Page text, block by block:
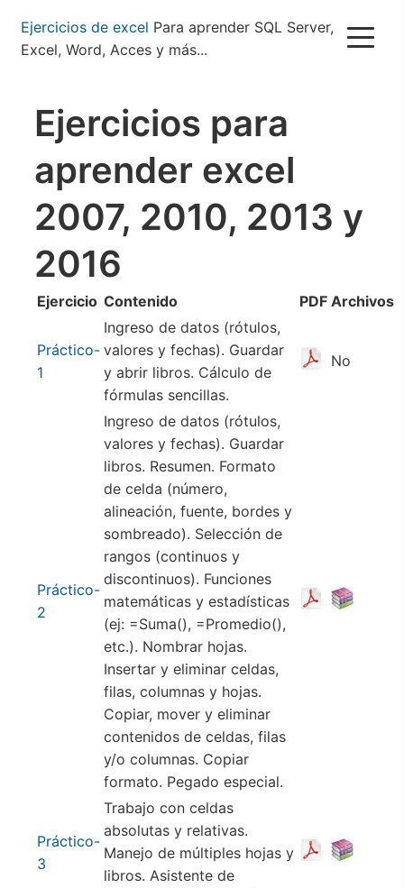
Pasar
contenido
Ejercicios de excel Para aprender SQL Server,
Excel, Word, Acces y más...
Ejercicios para
aprender excel
2007, 2010, 2013 y
2016
Ejercicio Contenido PDF Archivos
Práctico-
1
Ingreso de datos (rótulos,
valores y fechas). Guardar
y abrir libros. Cálculo de
fórmulas sencillas.
No
Práctico-
2
Ingreso de datos (rótulos,
valores y fechas). Guardar
libros. Resumen. Formato
de celda (número,
alineación, fuente, bordes y
sombreado). Selección de
rangos (continuos y
discontinuos). Funciones
matemáticas y estadísticas
(ej: =Suma(), =Promedio(),
etc.). Nombrar hojas.
Insertar y eliminar celdas,
filas, columnas y hojas.
Copiar, mover y eliminar
contenidos de celdas, filas
y/o columnas. Copiar
formato. Pegado especial.
Práctico-
3
Trabajo con celdas
absolutas y relativas.
Manejo de múltiples hojas y
libros. Asistente de